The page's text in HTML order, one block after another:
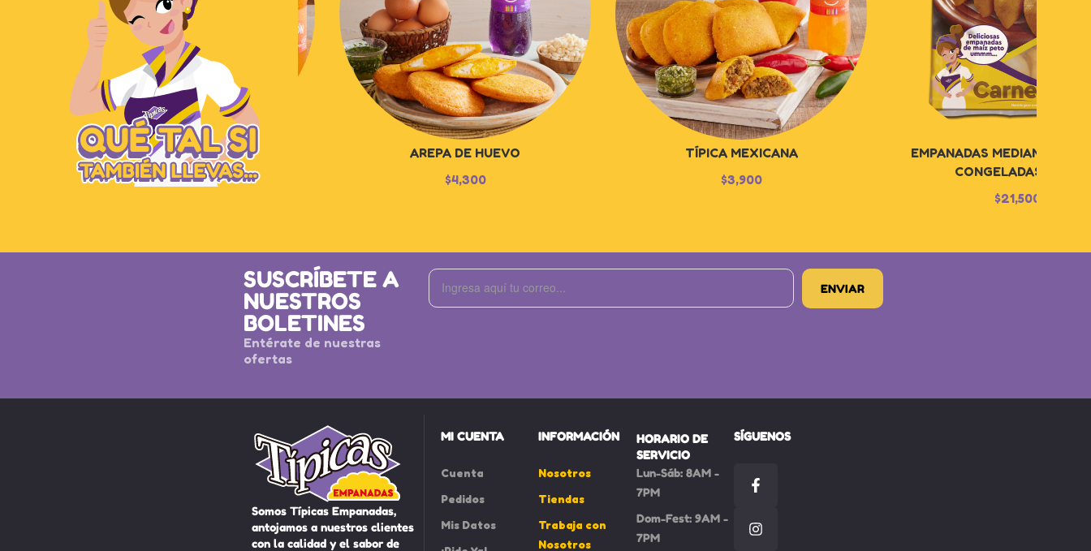
CHORIPIN
$4,300
AREPA DE HUEVO
$4,300
TÍPICA MEXICANA
$3,900
EMPANADAS MEDIANAS DE
CONGELADAS X 10U
$21,500
SUSCRÍBETE A
NUESTROS
BOLETINES
Entérate de nuestras
ofertas
Somos Típicas Empanadas,
antojamos a nuestros clientes
con la calidad y el sabor de
MI CUENTA INFORMACIÓN
HORARIO DE
SERVICIO
SÍGUENOS
Cuenta
Pedidos
Mis Datos
Nosotros
Tiendas
Trabaja con
Nosotros
Lun-Sáb: 8AM -
7PM
Dom-Fest: 9AM -
7PM